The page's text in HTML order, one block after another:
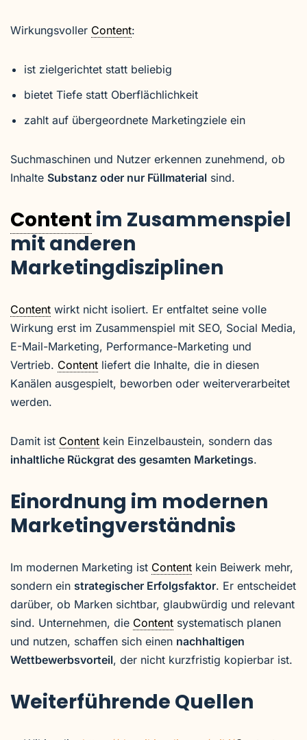
Wirkungsvoller Content:
ist zielgerichtet statt beliebig
bietet Tiefe statt Oberflächlichkeit
zahlt auf übergeordnete Marketingziele ein
Suchmaschinen und Nutzer erkennen zunehmend, ob
Inhalte Substanz oder nur Füllmaterial sind.
Content im Zusammenspiel
mit anderen
Marketingdisziplinen
Content wirkt nicht isoliert. Er entfaltet seine volle
Wirkung erst im Zusammenspiel mit SEO, Social Media,
E-Mail-Marketing, Performance-Marketing und
Vertrieb. Content liefert die Inhalte, die in diesen
Kanälen ausgespielt, beworben oder weiterverarbeitet
werden.
Damit ist Content kein Einzelbaustein, sondern das
inhaltliche Rückgrat des gesamten Marketings.
Einordnung im modernen
Marketingverständnis
Im modernen Marketing ist Content kein Beiwerk mehr,
sondern ein strategischer Erfolgsfaktor. Er entscheidet
darüber, ob Marken sichtbar, glaubwürdig und relevant
sind. Unternehmen, die Content systematisch planen
und nutzen, schaffen sich einen nachhaltigen
Wettbewerbsvorteil, der nicht kurzfristig kopierbar ist.
Weiterführende Quellen